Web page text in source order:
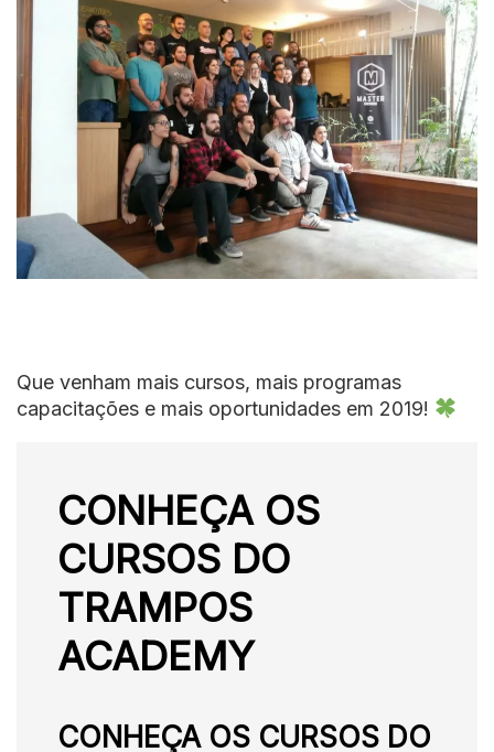
Que venham mais cursos, mais programas
capacitações e mais oportunidades em 2019!
CONHEÇA OS
CURSOS DO
TRAMPOS
ACADEMY
CONHEÇA OS CURSOS DO